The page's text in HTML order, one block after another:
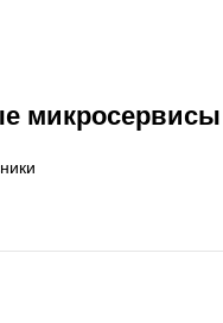
микросервисы